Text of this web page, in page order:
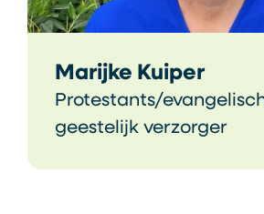
Marijke Kuiper
Protestants/
geestelijk verzorger